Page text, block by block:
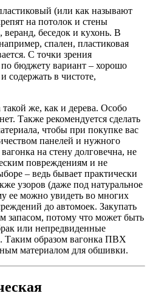
(или как называют
на потолок и стены
беседок и кухонь. В
спален, пластиковая
С точки зрения
бюджету вариант – хорошо
содержать в чистоте,
же, как и дерева. Особо
Также рекомендуется сделать
чтобы при покупке вас
панелей и нужного
на стену долговечна, не
повреждениям и не
– ведь бывает практически
узоров (даже под натуральное
ее можно увидеть во многих
до автомоек. Закупать
запасом, потому что может быть
или непредвиденные
Таким образом вагонка ПВХ
материалом для обшивки.